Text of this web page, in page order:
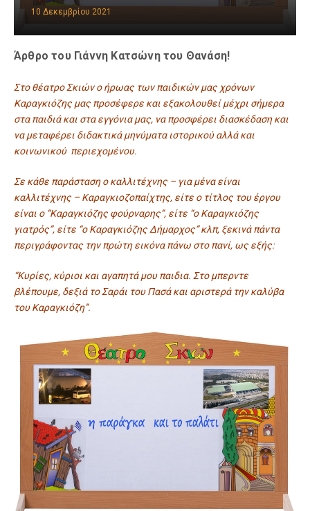
10 Δεκεμβρίου 2021
Άρθρο του Γιάννη Κατσώνη του Θανάση!
Στο θέατρο Σκιών ο ήρωας των παιδικών μας χρόνων
Καραγκιόζης μας προσέφερε και εξακολουθεί μέχρι σήμερα
στα παιδιά και στα εγγόνια μας, να προσφέρει διασκέδαση και
να μεταφέρει διδακτικά μηνύματα ιστορικού αλλά και
κοινωνικού περιεχομένου.
Σε κάθε παράσταση ο καλλιτέχνης – για μένα είναι
καλλιτέχνης – Καραγκιοζοπαίχτης, είτε ο τίτλος του έργου
είναι ο “Καραγκιόζης φούρναρης”, είτε “ο Καραγκιόζης
γιατρός”, είτε “ο Καραγκιόζης Δήμαρχος” κλπ, ξεκινά πάντα
περιγράφοντας την πρώτη εικόνα πάνω στο πανί, ως εξής:
“Κυρίες, κύριοι και αγαπητά μου παιδια. Στο μπερντε
βλέπουμε, δεξιά το Σαράι του Πασά και αριστερά την καλύβα
του Καραγκιόζη”.